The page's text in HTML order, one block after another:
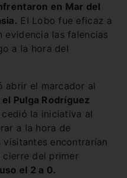
en Mar del
El Lobo fue eficaz a
evidencia las falencias
a la hora del
abrir el marcador al
Pulga Rodríguez
cedió la iniciativa al
a la hora de
encontrarían
del primer
el 2 a 0.